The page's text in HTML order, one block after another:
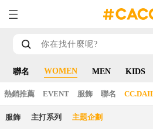
聯名 WOMEN MEN KIDS
熱銷推薦 EVENT 服飾 聯名
服飾 主打系列 主題企劃